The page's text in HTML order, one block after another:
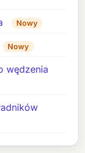
Nowy
Nowy
wędzenia